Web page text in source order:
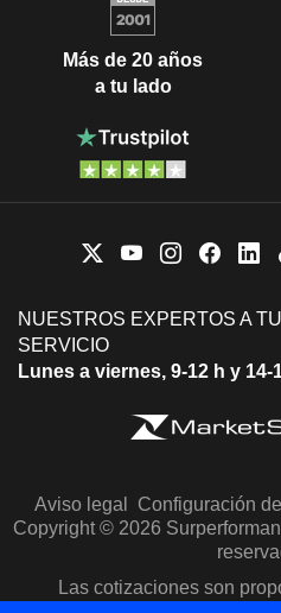
Más de 20 años
a tu lado
NUESTROS EXPERTOS A TU
SERVICIO
Lunes a viernes, 9-12 h y 14-
Aviso legal Configuración
Copyright © 2026
Las cotizaciones son